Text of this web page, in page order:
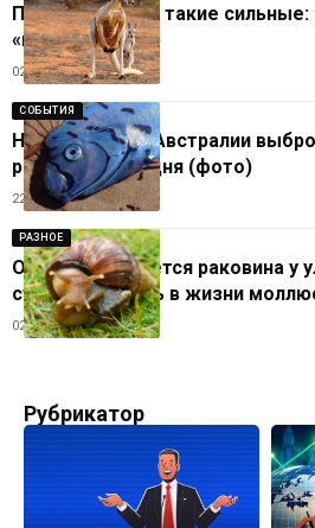
Почему кенгуру такие сильные:
«накаченности»
02.12.2025
СОБЫТИЯ
На побережье Австралии
рыба Судного дня (фото)
22.11.2025
РАЗНОЕ
Откуда появляется раковина у
строение и роль в жизни
02.11.2025
Рубрикатор